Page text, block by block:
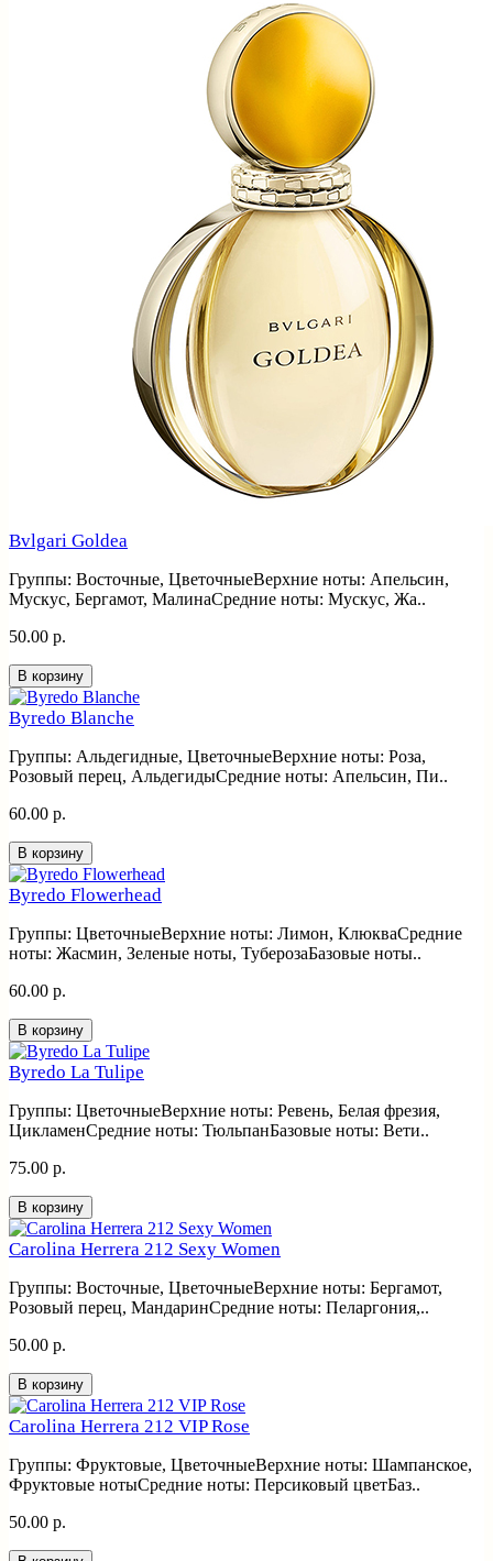
Bvlgari Goldea
Группы: Восточные, ЦветочныеВерхние ноты: Апельсин,
Мускус, Бергамот, МалинаСредние ноты: Мускус, Жа..
50.00 р.
В корзину
Byredo Blanche
Группы: Альдегидные, ЦветочныеВерхние ноты: Роза,
Розовый перец, АльдегидыСредние ноты: Апельсин, Пи..
60.00 р.
В корзину
Byredo Flowerhead
Группы: ЦветочныеВерхние ноты: Лимон, КлюкваСредние
ноты: Жасмин, Зеленые ноты, ТуберозаБазовые ноты..
60.00 р.
В корзину
Byredo La Tulipe
Группы: ЦветочныеВерхние ноты: Ревень, Белая фрезия,
ЦикламенСредние ноты: ТюльпанБазовые ноты: Вети..
75.00 р.
В корзину
Carolina Herrera 212 Sexy Women
Группы: Восточные, ЦветочныеВерхние ноты: Бергамот,
Розовый перец, МандаринСредние ноты: Пеларгония,..
50.00 р.
В корзину
Carolina Herrera 212 VIP Rose
Группы: Фруктовые, ЦветочныеВерхние ноты: Шампанское,
Фруктовые нотыСредние ноты: Персиковый цветБаз..
50.00 р.